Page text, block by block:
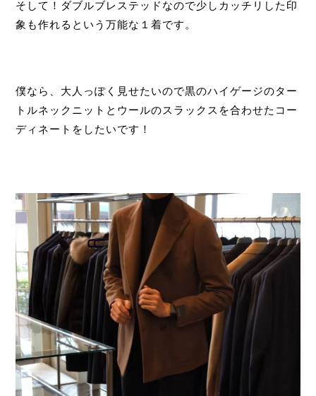
そして！ダブルブレステッドなので少しカッチリした印
象も作れるという万能な１着です。
僕なら、大人っぽく見せたいので黒のハイゲージのター
トルネックニットとウールのスラックスを合わせたコー
ディネートをしたいです！